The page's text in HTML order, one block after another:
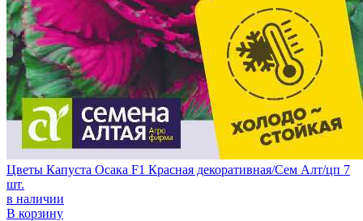
Цветы Капуста Осака F1 Красная декоративная/Сем Алт/цп 7
шт.
в наличии
В корзину